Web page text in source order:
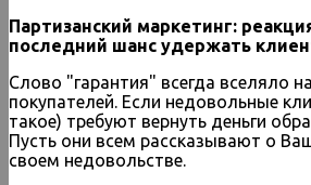
Партизанский маркетинг:
последний шанс удержать
Слово "гарантия" всегда вселяло
покупателей. Если недовольные
такое) требуют вернуть деньги
Пусть они всем рассказывают о
своем недовольстве.